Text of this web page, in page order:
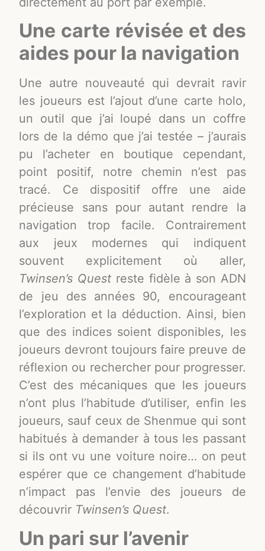
Une carte révisée et des
aides pour la navigation
Une autre nouveauté qui devrait ravir
les joueurs est l’ajout d’une carte holo,
un outil que j’ai loupé dans un coffre
lors de la démo que j’ai testée – j’aurais
pu l’acheter en boutique cependant,
point positif, notre chemin n’est pas
tracé. Ce dispositif offre une aide
précieuse sans pour autant rendre la
navigation trop facile. Contrairement
aux jeux modernes qui indiquent
souvent explicitement où aller,
Twinsen’s Quest reste fidèle à son ADN
de jeu des années 90, encourageant
l’exploration et la déduction. Ainsi, bien
que des indices soient disponibles, les
joueurs devront toujours faire preuve de
réflexion ou rechercher pour progresser​.
C’est des mécaniques que les joueurs
n’ont plus l’habitude d’utiliser, enfin les
joueurs, sauf ceux de Shenmue qui sont
habitués à demander à tous les passant
si ils ont vu une voiture noire… on peut
espérer que ce changement d’habitude
n’impact pas l’envie des joueurs de
découvrir Twinsen’s Quest.
Un pari sur l’avenir